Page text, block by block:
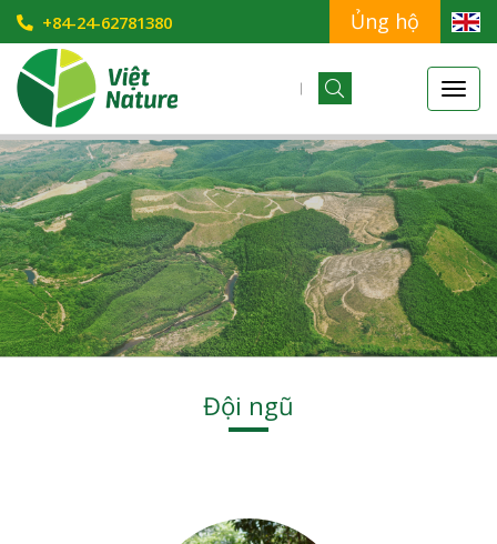
+84-24-62781380 Ủng hộ
Đội ngũ